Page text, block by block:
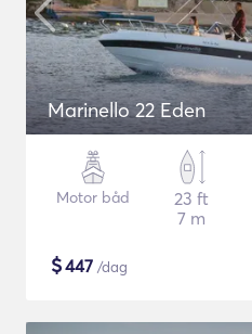
Marinello 22 Eden
Motor båd
23 ft
7 m
$447 /dag